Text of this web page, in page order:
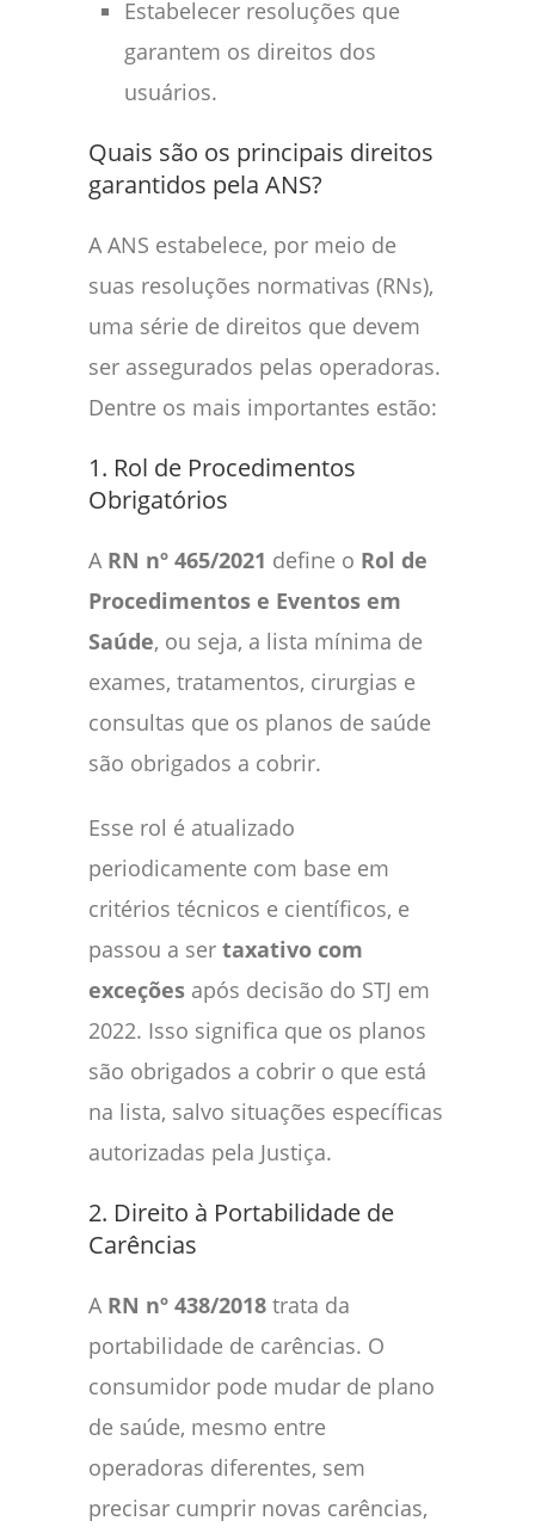
Estabelecer resoluções que
garantem os direitos dos
usuários.
Quais são os principais direitos
garantidos pela ANS?
A ANS estabelece, por meio de
suas resoluções normativas (RNs),
uma série de direitos que devem
ser assegurados pelas operadoras.
Dentre os mais importantes estão:
1. Rol de Procedimentos
Obrigatórios
A RN nº 465/2021 define o Rol de
Procedimentos e Eventos em
Saúde, ou seja, a lista mínima de
exames, tratamentos, cirurgias e
consultas que os planos de saúde
são obrigados a cobrir.
Esse rol é atualizado
periodicamente com base em
critérios técnicos e científicos, e
passou a ser taxativo com
exceções após decisão do STJ em
2022. Isso significa que os planos
são obrigados a cobrir o que está
na lista, salvo situações específicas
autorizadas pela Justiça.
2. Direito à Portabilidade de
Carências
A RN nº 438/2018 trata da
portabilidade de carências. O
consumidor pode mudar de plano
de saúde, mesmo entre
operadoras diferentes, sem
precisar cumprir novas carências,